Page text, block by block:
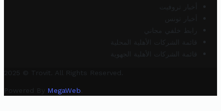
أخبار تروفيت
أخبار تونس
رابط خلفي مجاني
قائمة الشركات الأهلية المحلية
قائمة الشركات الأهلية الجهوية
2025 © Trovit. All Rights Reserved.
Powered By MegaWeb